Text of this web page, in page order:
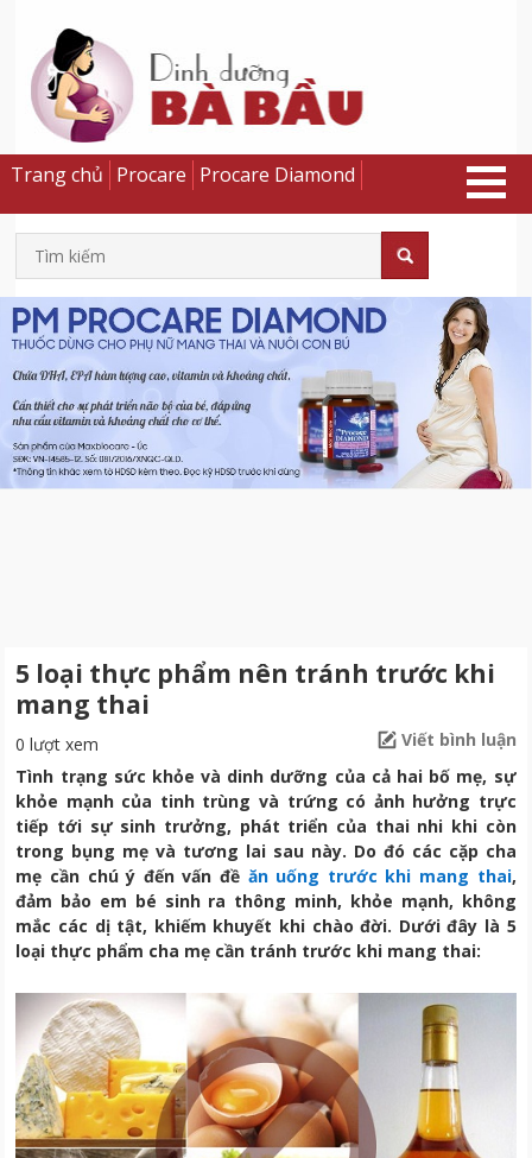
5 loại thực phẩm nên tránh trước khi
mang thai
0 lượt xem
Viết bình luận
Tình trạng sức khỏe và dinh dưỡng của cả hai bố mẹ, sự
khỏe mạnh của tinh trùng và trứng có ảnh hưởng trực
tiếp tới sự sinh trưởng, phát triển của thai nhi khi còn
trong bụng mẹ và tương lai sau này. Do đó các cặp cha
mẹ cần chú ý đến vấn đề ăn uống trước khi mang thai,
đảm bảo em bé sinh ra thông minh, khỏe mạnh, không
mắc các dị tật, khiếm khuyết khi chào đời. Dưới đây là 5
loại thực phẩm cha mẹ cần tránh trước khi mang thai:
Trang chủ Procare Procare Diamond